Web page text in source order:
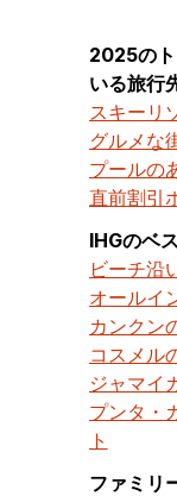
2025の
いる旅行
スキーリ
グルメな
プールの
直前割引
IHGのベ
ビーチ沿
オールイ
カンクン
コスメル
ジャマイ
プンタ・
ト
ファミリ